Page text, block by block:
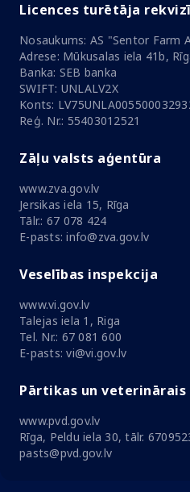
Licences turētāja
Nosaukums: AS "Sentor Farm
Adrese: Mūkusalas iela 41b,
Banka: SEB banka
SWIFT: UNLALV2X
Konts:
Reģ. Nr.: 55403012521
Zāļu valsts aģentūra
www.zva.gov.lv
Jersikas iela 15, Rīga
Tālr.: 67 078 424
E-pasts: info@zva.gov.lv
Veselības inspekcija
www.vi.gov.lv
Talejas iela 1, Riga
Tel. Nr.: 67 081 600
E-pasts: vi@vi.gov.lv
Pārtikas un veterinārais
www.pvd.gov.lv
Rīga, Peldu iela 30, tālr.
pasts@pvd.gov.lv